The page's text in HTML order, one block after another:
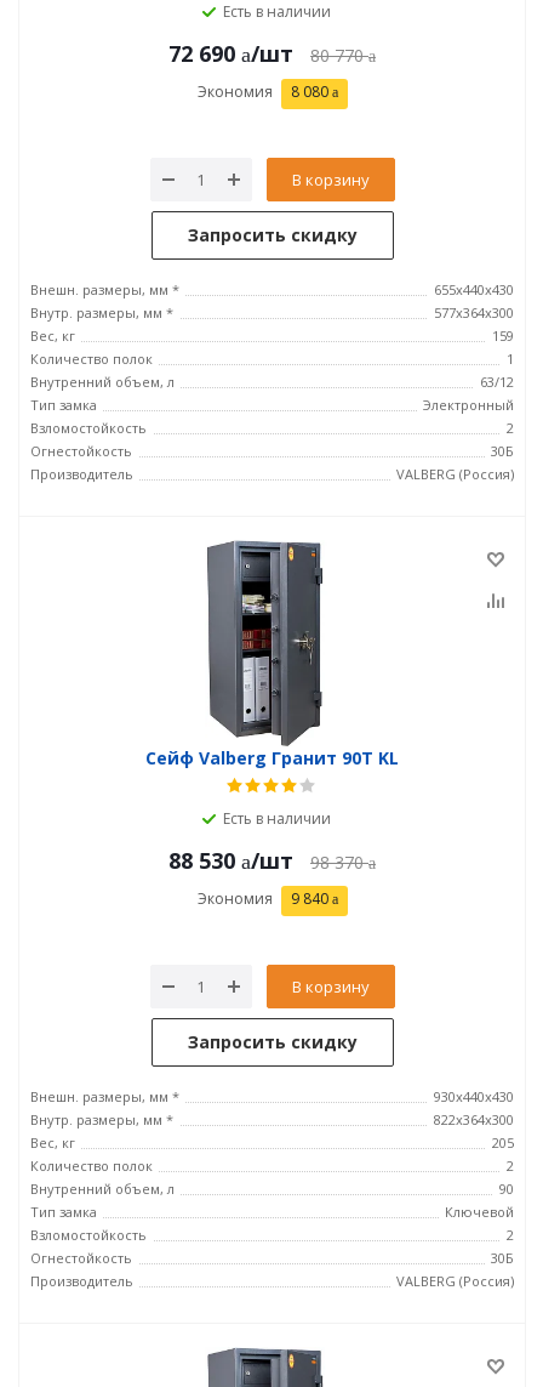
Есть в наличии
72 690 /шт 80 770
Экономия 8 080
В корзину
Запросить скидку
Внешн. размеры, мм *
655x440x430
Внутр. размеры, мм *
577x364x300
Вес, кг
159
Количество полок
1
Внутренний объем, л
63/12
Тип замка
Электронный
Взломостойкость
2
Огнестойкость
30Б
Производитель
VALBERG (Россия)
Сейф Valberg Гранит 90T KL
Есть в наличии
88 530 /шт 98 370
Экономия 9 840
В корзину
Запросить скидку
Внешн. размеры, мм *
930x440x430
Внутр. размеры, мм *
822x364x300
Вес, кг
205
Количество полок
2
Внутренний объем, л
90
Тип замка
Ключевой
Взломостойкость
2
Огнестойкость
30Б
Производитель
VALBERG (Россия)